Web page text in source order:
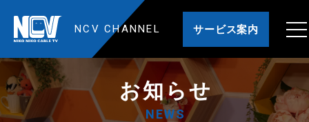
NCV CHANNEL サービス案内
お知らせ
NEWS